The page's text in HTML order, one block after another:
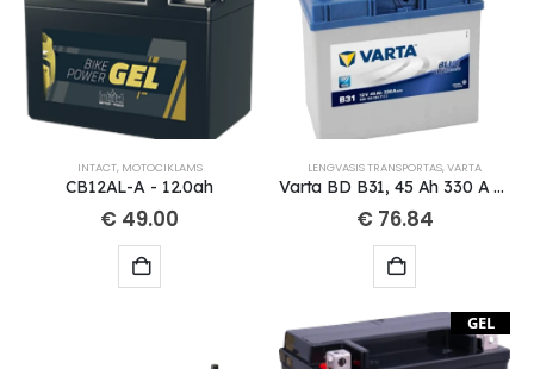
INTACT, MOTOCIKLAMS
CB12AL-A - 12.0ah
€ 49.00
LENGVASIS TRANSPORTAS, VARTA
Varta BD B31, 45 Ah 330 A EN 12V
€ 76.84
GEL